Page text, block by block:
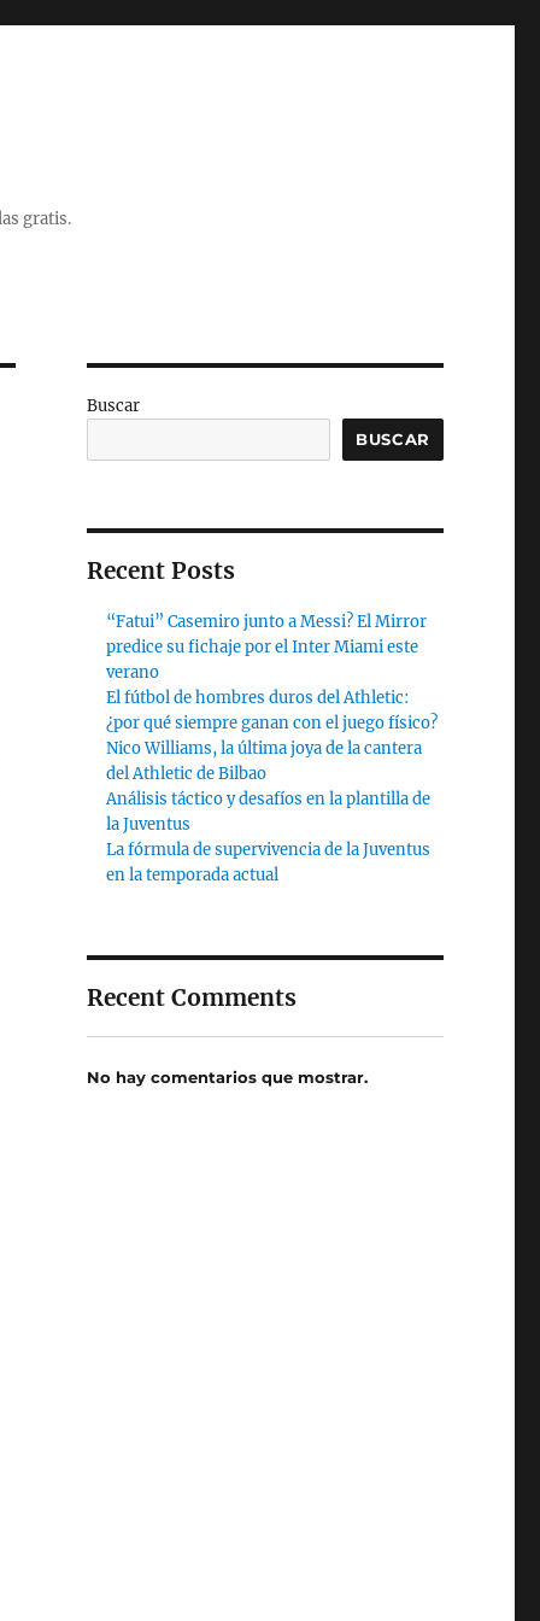
gratis.
Buscar
BUSCAR
Recent Posts
“Fatui” Casemiro junto a Messi? El Mirror
predice su fichaje por el Inter Miami este
verano
El fútbol de hombres duros del Athletic:
¿por qué siempre ganan con el juego físico?
Nico Williams, la última joya de la cantera
del Athletic de Bilbao
Análisis táctico y desafíos en la plantilla de
la Juventus
La fórmula de supervivencia de la Juventus
en la temporada actual
Recent Comments
No hay comentarios que mostrar.